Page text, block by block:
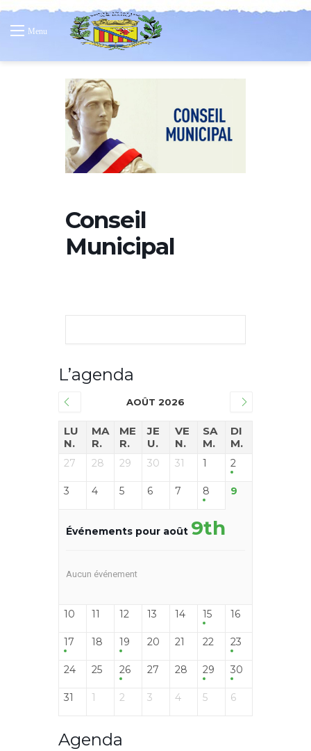
Menu
Conseil
Municipal
L’agenda
AOÛT 2026
LU
N.
MA
R.
ME
R.
JE
U.
VE
N.
SA
M.
DI
M.
27 28 29 30 31 1 2
3 4 5 6 7 8 9
Événements pour août 9th
Aucun événement
10 11 12 13 14 15 16
17 18 19 20 21 22 23
24 25 26 27 28 29 30
31 1 2 3 4 5 6
Agenda